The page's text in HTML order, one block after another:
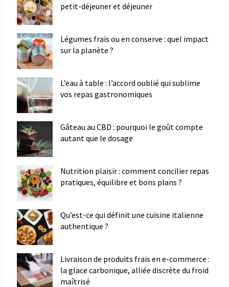
petit-déjeuner et déjeuner
Légumes frais ou en conserve : quel impact
sur la planète ?
L’eau à table : l’accord oublié qui sublime
vos repas gastronomiques
Gâteau au CBD : pourquoi le goût compte
autant que le dosage
Nutrition plaisir : comment concilier repas
pratiques, équilibre et bons plans ?
Qu’est-ce qui définit une cuisine italienne
authentique ?
Livraison de produits frais en e-commerce :
la glace carbonique, alliée discrète du froid
maîtrisé